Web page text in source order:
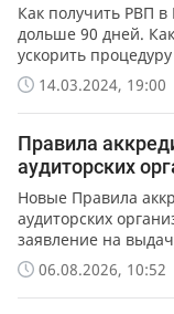
Как получить РВП в
дольше 90 дней.
ускорить
14.03.2024, 19:00
Правила
аудиторских
Новые Правила
аудиторских
заявление на
06.08.2026, 10:52